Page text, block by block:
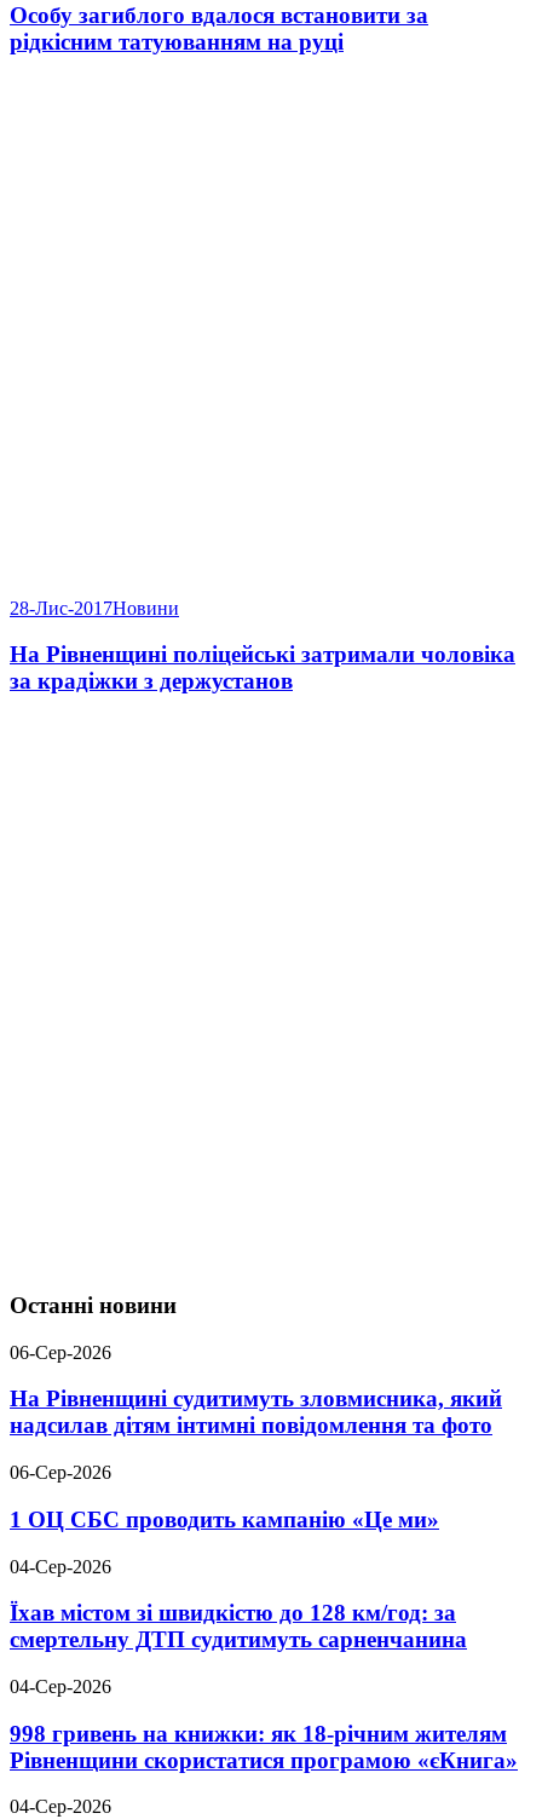
Особу загиблого вдалося встановити за
рідкісним татуюванням на руці
28-Лис-2017Новини
На Рівненщині поліцейські затримали чоловіка
за крадіжки з держустанов
Останні новини
06-Сер-2026
На Рівненщині судитимуть зловмисника, який
надсилав дітям інтимні повідомлення та фото
06-Сер-2026
1 ОЦ СБС проводить кампанію «Це ми»
04-Сер-2026
Їхав містом зі швидкістю до 128 км/год: за
смертельну ДТП судитимуть сарненчанина
04-Сер-2026
998 гривень на книжки: як 18-річним жителям
Рівненщини скористатися програмою «єКнига»
04-Сер-2026